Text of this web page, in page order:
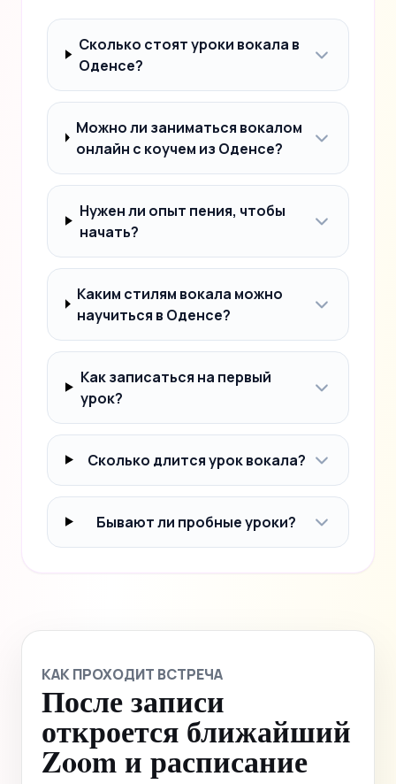
Сколько стоят уроки вокала в
Оденсе?
Можно ли заниматься вокалом
онлайн с коучем из Оденсе?
Нужен ли опыт пения, чтобы
начать?
Каким стилям вокала можно
научиться в Оденсе?
Как записаться на первый
урок?
Сколько длится урок вокала?
Бывают ли пробные уроки?
КАК ПРОХОДИТ ВСТРЕЧА
После записи
откроется ближайший
Zoom и расписание